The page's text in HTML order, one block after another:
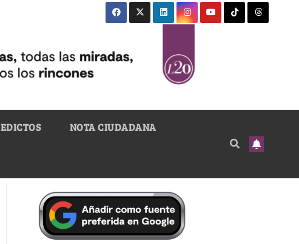
EDICTOS NOTA CIUDADANA